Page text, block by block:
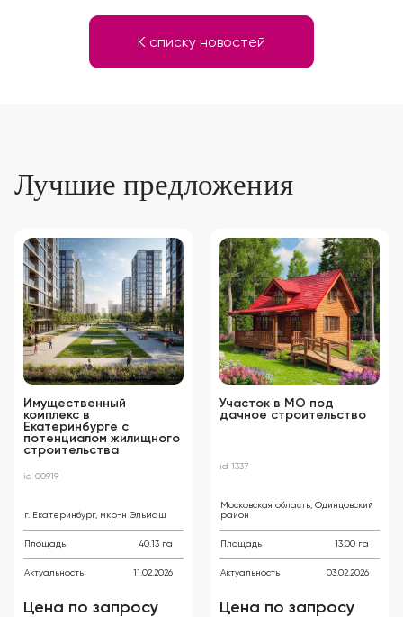
К списку новостей
Лучшие предложения
Имущественный
комплекс в
Екатеринбурге с
потенциалом жилищного
строительства
id 00919
г. Екатеринбург, мкр-н Эльмаш
Площадь 40.13 га
Актуальность 11.02.2026
Цена по запросу
Участок в МО под
дачное строительство
id 1337
Московская область, Одинцовский
район
Площадь 13.00 га
Актуальность 03.02.2026
Цена по запросу